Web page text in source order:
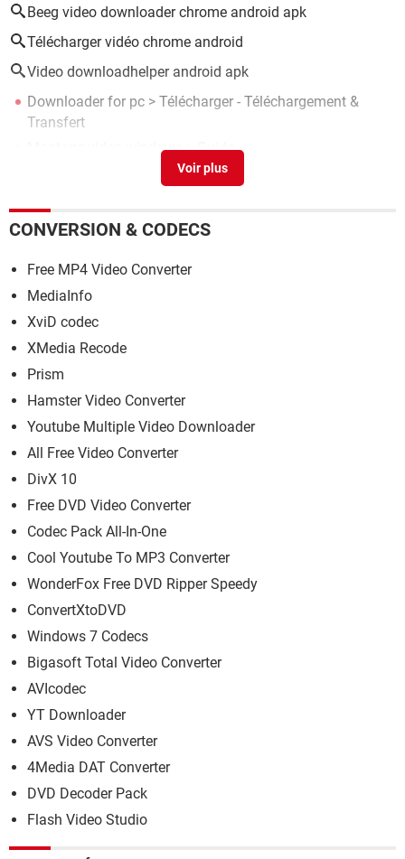
Beeg video downloader chrome android apk
Télécharger vidéo chrome android
Video downloadhelper android apk
Downloader for pc > Télécharger - Téléchargement &
Transfert
Montage video windows> Guide
Android Recovery : comment accéder au mode de
Chrome download > Télécharger - Navigateurs
CONVERSION & CODECS
Free MP4 Video Converter
MediaInfo
XviD codec
XMedia Recode
Prism
Hamster Video Converter
Youtube Multiple Video Downloader
All Free Video Converter
DivX 10
Free DVD Video Converter
Codec Pack All-In-One
Cool Youtube To MP3 Converter
WonderFox Free DVD Ripper Speedy
ConvertXtoDVD
Windows 7 Codecs
Bigasoft Total Video Converter
AVIcodec
YT Downloader
AVS Video Converter
4Media DAT Converter
DVD Decoder Pack
Flash Video Studio